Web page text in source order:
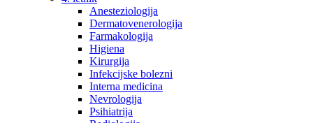
Anesteziologija
Dermatovenerologija
Farmakologija
Higiena
Kirurgija
Infekcijske bolezni
Interna medicina
Nevrologija
Psihiatrija